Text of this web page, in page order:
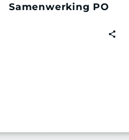
Samenwerking PO